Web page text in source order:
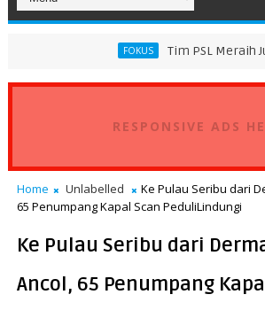
Tim PSL Meraih Juara di
RESPONSIVE ADS
Home Unlabelled
Ke Pulau Seribu dari
65 Penumpang Kapal Scan PeduliLindungi
Ke Pulau Seribu dari
Ancol, 65 Penumpang